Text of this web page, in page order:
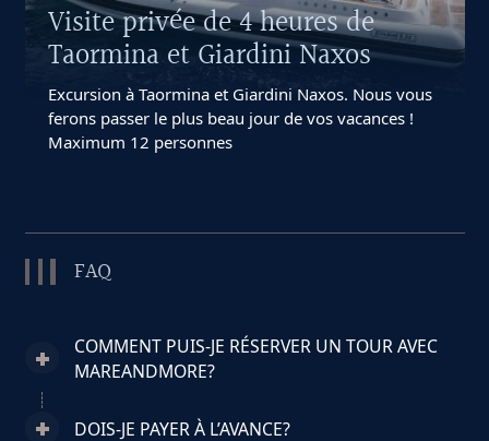
Visite privée de 4 heures de
Taormina et Giardini Naxos
Excursion à Taormina et Giardini Naxos. Nous vous
ferons passer le plus beau jour de vos vacances !
Maximum 12 personnes
FAQ
COMMENT PUIS-JE RÉSERVER UN TOUR AVEC
MAREANDMORE?
DOIS-JE PAYER À L’AVANCE?